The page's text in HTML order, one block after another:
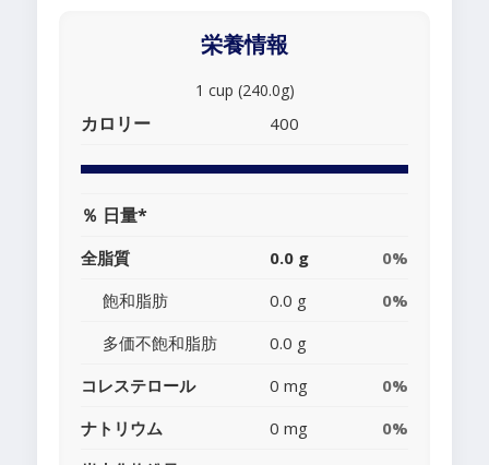
栄養情報
1 cup (240.0g)
カロリー 400
％ 日量*
全脂質 0.0 g
0%
飽和脂肪
0.0 g
0%
多価不飽和脂肪
0.0 g
コレステロール
0 mg
0%
ナトリウム
0 mg
0%